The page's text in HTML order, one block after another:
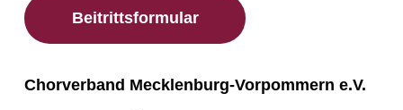
Beitrittsformular
Chorverband Mecklenburg-Vorpommern e.V.